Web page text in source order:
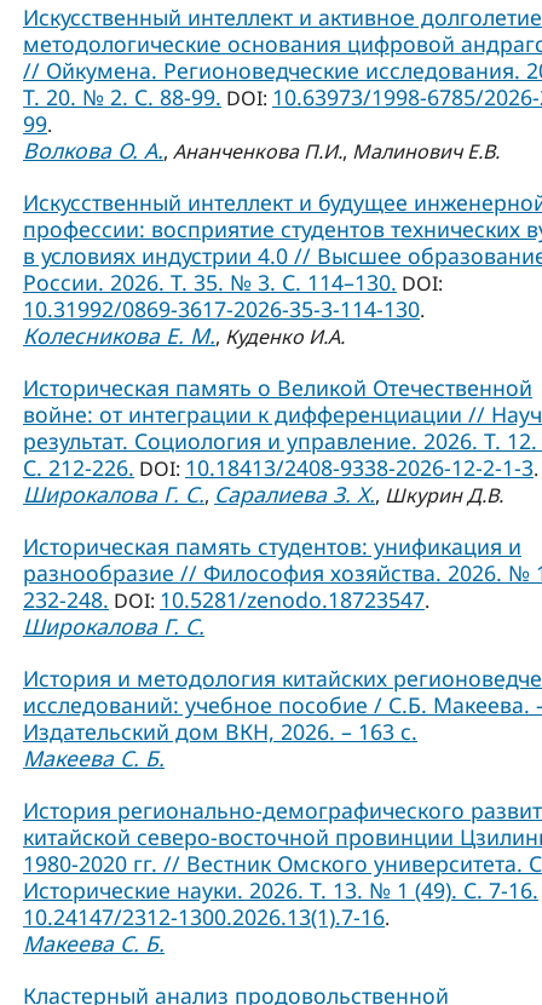
Искусственный интеллект и активное
методологические основания цифровой
// Ойкумена. Регионоведческие исследования.
Т. 20. № 2. С. 88-99. DOI: 10.63973/1998-6785/
99.
Волкова О. А., Ананченкова П.И., Малинович Е.В.
Искусственный интеллект и будущее
профессии: восприятие студентов технических
в условиях индустрии 4.0 // Высшее
России. 2026. Т. 35. № 3. С. 114–130. DOI:
10.31992/0869-3617-2026-35-3-114-130.
Колесникова Е. М., Куденко И.А.
Историческая память о Великой Отечественной
войне: от интеграции к дифференциации //
результат. Социология и управление. 2026. Т.
С. 212-226. DOI: 10.18413/2408-9338-2026-12-2-1-3.
Широкалова Г. С., Саралиева З. Х., Шкурин Д.В.
Историческая память студентов: унификация и
разнообразие // Философия хозяйства. 2026. №
232-248. DOI: 10.5281/zenodo.18723547.
Широкалова Г. С.
История и методология китайских
исследований: учебное пособие / С.Б. Макеева.
Издательский дом ВКН, 2026. – 163 с.
Макеева С. Б.
История регионально-демографического
китайской северо-восточной провинции
1980-2020 гг. // Вестник Омского университета.
Исторические науки. 2026. Т. 13. № 1 (49). С. 7-16.
10.24147/2312-1300.2026.13(1).7-16.
Макеева С. Б.
Кластерный анализ продовольственной